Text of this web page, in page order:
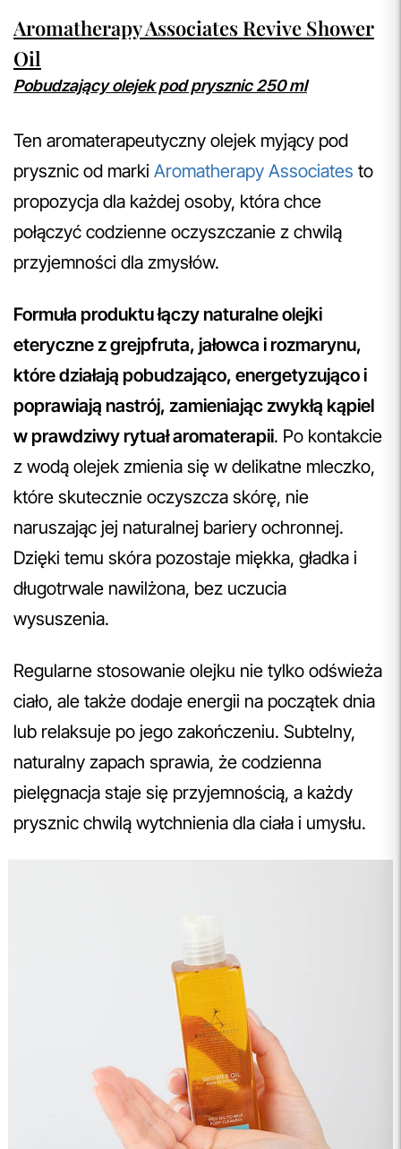
Aromatherapy Associates Revive Shower
Oil
Pobudzający olejek pod prysznic 250 ml
Ten aromaterapeutyczny olejek myjący pod
prysznic od marki Aromatherapy Associates to
propozycja dla każdej osoby, która chce
połączyć codzienne oczyszczanie z chwilą
przyjemności dla zmysłów.
Formuła produktu łączy naturalne olejki
eteryczne z grejpfruta, jałowca i rozmarynu,
które działają pobudzająco, energetyzująco i
poprawiają nastrój, zamieniając zwykłą kąpiel
w prawdziwy rytuał aromaterapii. Po kontakcie
z wodą olejek zmienia się w delikatne mleczko,
które skutecznie oczyszcza skórę, nie
naruszając jej naturalnej bariery ochronnej.
Dzięki temu skóra pozostaje miękka, gładka i
długotrwale nawilżona, bez uczucia
wysuszenia.
Regularne stosowanie olejku nie tylko odświeża
ciało, ale także dodaje energii na początek dnia
lub relaksuje po jego zakończeniu. Subtelny,
naturalny zapach sprawia, że codzienna
pielęgnacja staje się przyjemnością, a każdy
prysznic chwilą wytchnienia dla ciała i umysłu.